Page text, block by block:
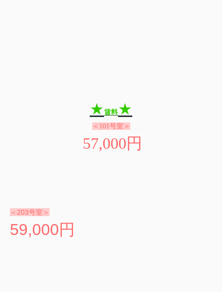
★賃料★
＜101号室＞
57,000円
＜203号室＞
59,000円